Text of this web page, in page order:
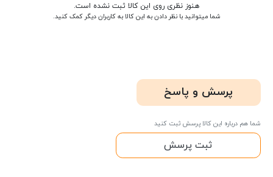
هنوز نظری روی این کالا ثبت نشده است.
شما میتوانید با نظر دادن به این کالا به کاربران دیگر کمک کنید.
پرسش و پاسخ
شما هم درباره این کالا پرسش ثبت کنید
ثبت پرسش